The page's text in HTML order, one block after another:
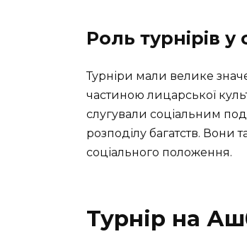
Роль турнірів у
Турніри мали велике
частиною лицарської
слугували соціальним
розподілу багатств. Вони
соціального положення.
Турнір на